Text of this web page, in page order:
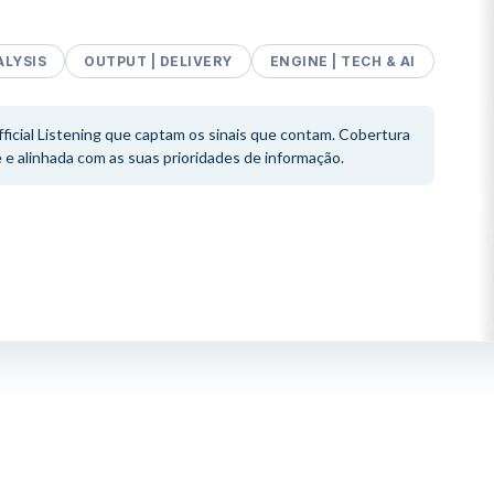
OUTPUT | DELIVERY ENGINE | TECH & AI
Listening que captam os sinais que contam. Cobertura
alinhada com as suas prioridades de informação.